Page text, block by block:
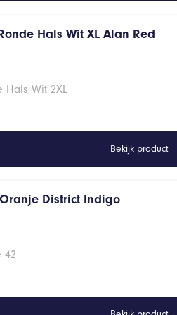
Hals Wit XL Alan Red
Hals Wit 2XL
Bekijk product
District Indigo
42